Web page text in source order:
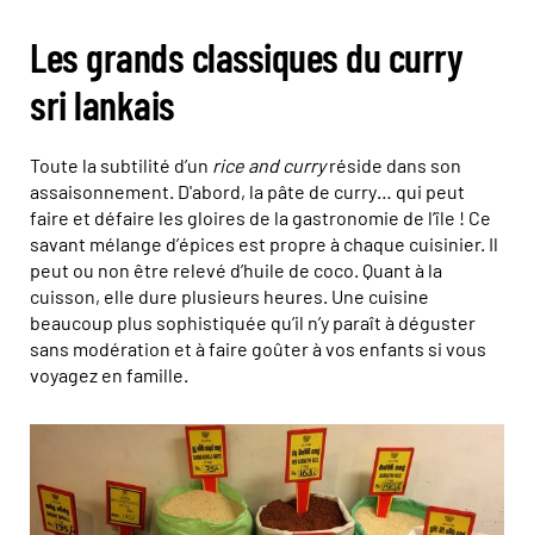
Les grands classiques du curry
sri lankais
Toute la subtilité d’un rice and curryréside dans son
assaisonnement. D'abord, la pâte de curry… qui peut
faire et défaire les gloires de la gastronomie de l’île ! Ce
savant mélange d’épices est propre à chaque cuisinier. Il
peut ou non être relevé d’huile de coco. Quant à la
cuisson, elle dure plusieurs heures. Une cuisine
beaucoup plus sophistiquée qu’il n’y paraît à déguster
sans modération et à faire goûter à vos enfants si vous
voyagez en famille.